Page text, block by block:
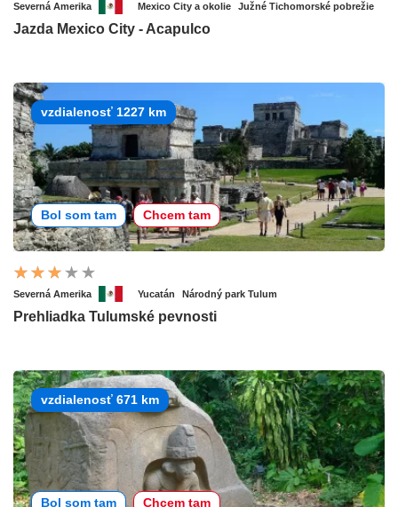
Severná Amerika Mexico City a okolie Južné Tichomorské pobrežie
Jazda Mexico City - Acapulco
vzdialenosť 1227 km
Bol som tam Chcem tam
Severná Amerika Yucatán Národný park Tulum
Prehliadka Tulumské pevnosti
vzdialenosť 671 km
Bol som tam Chcem tam